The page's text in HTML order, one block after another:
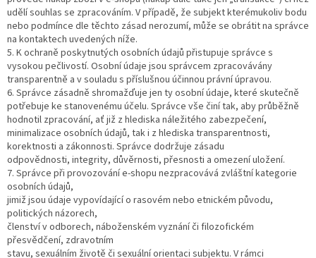
udělí souhlas se zpracováním. V případě, že subjekt kterémukoliv bodu
nebo podmínce dle těchto zásad nerozumí, může se obrátit na správce
na kontaktech uvedených níže.
5. K ochraně poskytnutých osobních údajů přistupuje správce s
vysokou pečlivostí. Osobní údaje jsou správcem zpracovávány
transparentně a v souladu s příslušnou účinnou právní úpravou.
6. Správce zásadně shromažďuje jen ty osobní údaje, které skutečně
potřebuje ke stanovenému účelu. Správce vše činí tak, aby průběžně
hodnotil zpracování, ať již z hlediska náležitého zabezpečení,
minimalizace osobních údajů, tak i z hlediska transparentnosti,
korektnosti a zákonnosti. Správce dodržuje zásadu
odpovědnosti, integrity, důvěrnosti, přesnosti a omezení uložení.
7. Správce při provozování e-shopu nezpracovává zvláštní kategorie
osobních údajů,
jimiž jsou údaje vypovídající o rasovém nebo etnickém původu,
politických názorech,
členství v odborech, náboženském vyznání či filozofickém
přesvědčení, zdravotním
stavu, sexuálním životě či sexuální orientaci subjektu. V rámci